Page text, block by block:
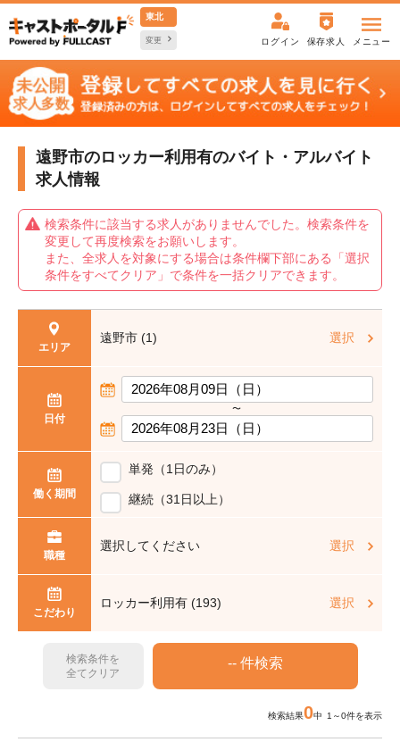
東北
変更 ログイン 保存求人 メニュー
遠野市のロッカー利用有のバイト・アルバイト
求人情報
検索条件に該当する求人がありませんでした。検索条件を
変更して再度検索をお願いします。
また、全求人を対象にする場合は条件欄下部にある「選択
条件をすべてクリア」で条件を一括クリアできます。
エリア
遠野市 (1) 選択
日付
〜
働く期間
単発（1日のみ）
継続（31日以上）
職種
選択してください 選択
こだわり
ロッカー利用有 (193) 選択
検索条件を
全てクリア
検索結果0中 1～0件を表示